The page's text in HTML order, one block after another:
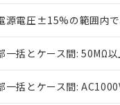
源電圧±15%の範囲内
一括とケース間: 50MΩ
一括とケース間:
マイパーツ
ている必要
お客様が当
が、当社の
さい。
※当社の共同
※3 非含有証明
下記の非含有証明
「ｅ」：有害物質
「10」：通常の使
「－」：未確認で
機器販
空
受注生